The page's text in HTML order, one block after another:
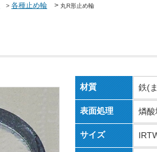
> 各種止め輪 > 丸R形止め輪
材質 鉄(
表面処理 燐酸
サイズ